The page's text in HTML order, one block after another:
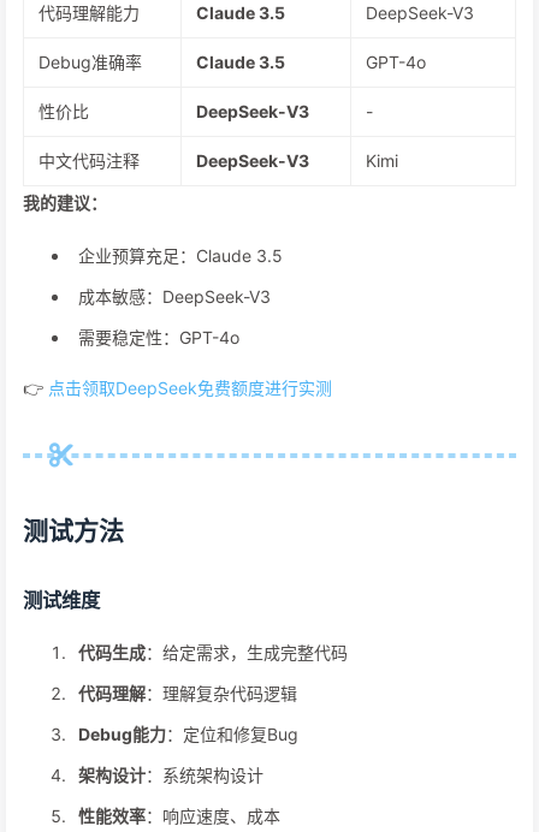
代码理解能力 Claude 3.5 DeepSeek-V3
Debug准确率 Claude 3.5 GPT-4o
性价比 DeepSeek-V3 -
中文代码注释 DeepSeek-V3 Kimi
我的建议：
企业预算充足：Claude 3.5
成本敏感：DeepSeek-V3
需要稳定性：GPT-4o
👉 点击领取DeepSeek免费额度进行实测
测试方法
测试维度
代码生成：给定需求，生成完整代码
代码理解：理解复杂代码逻辑
Debug能力：定位和修复Bug
架构设计：系统架构设计
性能效率：响应速度、成本